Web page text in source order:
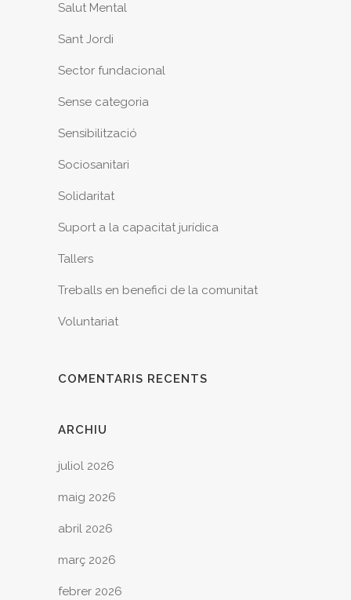
Salut Mental
Sant Jordi
Sector fundacional
Sense categoria
Sensibilització
Sociosanitari
Solidaritat
Suport a la capacitat jurídica
Tallers
Treballs en benefici de la comunitat
Voluntariat
COMENTARIS RECENTS
ARCHIU
juliol 2026
maig 2026
abril 2026
març 2026
febrer 2026